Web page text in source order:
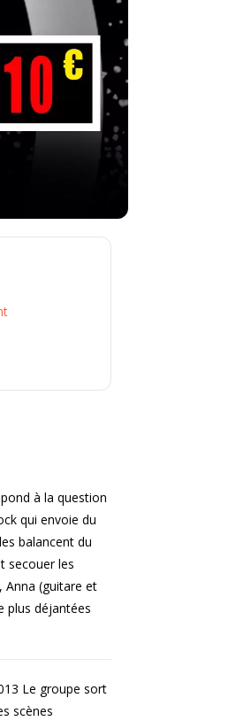
à la question
qui envoie du
balancent du
secouer les
Anna (guitare et
plus déjantées
Le groupe sort
scènes